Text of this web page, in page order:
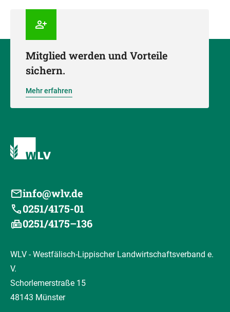
Mitglied werden und Vorteile
sichern.
Mehr erfahren
info@wlv.de
0251/4175-01
0251/4175–136
WLV - Westfälisch-Lippischer Landwirtschaftsverband e.
V.
Schorlemerstraße 15
48143 Münster